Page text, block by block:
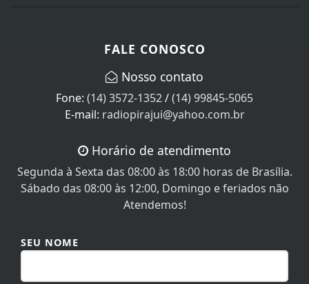
FALE CONOSCO
Nosso contato
Fone: (14) 3572-1352/(14) 99845-5065
E-mail: radiopirajui@yahoo.com.br
Horário de atendimento
Segunda à Sexta das 08:00 às 18:00 horas de Brasília.
Sábado das 08:00 às 12:00, Domingo e feriados não
Atendemos!
SEU NOME